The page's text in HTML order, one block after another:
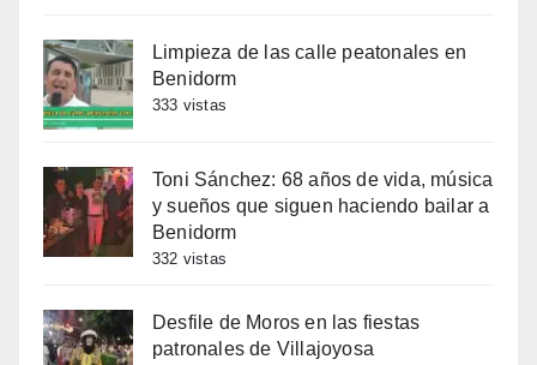
Limpieza de las calle peatonales en
Benidorm
333 vistas
Toni Sánchez: 68 años de vida, música
y sueños que siguen haciendo bailar a
Benidorm
332 vistas
Desfile de Moros en las fiestas
patronales de Villajoyosa